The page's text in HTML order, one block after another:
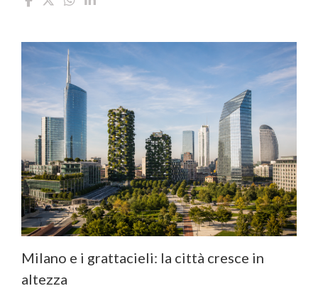
Milano e i grattacieli: la città cresce in
altezza